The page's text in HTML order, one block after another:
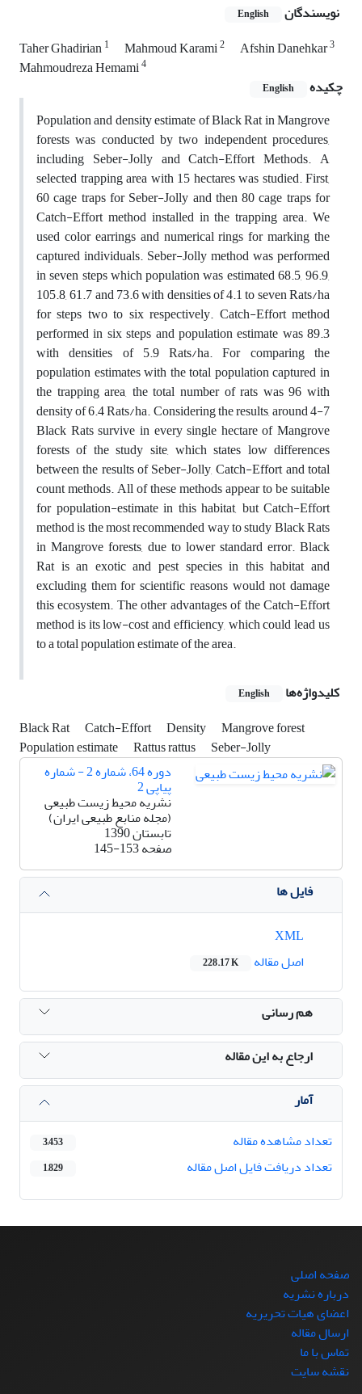
نویسندگان English
Taher Ghadirian1 Mahmoud Karami2 Afshin Danehkar3
Mahmoudreza Hemami4
چکیده English
Population and density estimate of Black Rat in Mangrove
forests was conducted by two independent procedures,
including Seber-Jolly and Catch-Effort Methods. A
selected trapping area with 15 hectares was studied. First,
60 cage traps for Seber-Jolly and then 80 cage traps for
Catch-Effort method installed in the trapping area. We
used color earrings and numerical rings for marking the
captured individuals. Seber-Jolly method was performed
in seven steps which population was estimated 68.5, 96.9,
105.8, 61.7 and 73.6 with densities of 4.1 to seven Rats/ha
for steps two to six respectively. Catch-Effort method
performed in six steps and population estimate was 89.3
with densities of 5.9 Rats/ha. For comparing the
population estimates with the total population captured in
the trapping area, the total number of rats was 96 with
density of 6.4 Rats/ha. Considering the results, around 4-7
Black Rats survive in every single hectare of Mangrove
forests of the study site, which states low differences
between the results of Seber-Jolly, Catch-Effort and total
count methods. All of these methods appear to be suitable
for population-estimate in this habitat, but Catch-Effort
method is the most recommended way to study Black Rats
in Mangrove forests, due to lower standard error. Black
Rat is an exotic and pest species in this habitat and
excluding them for scientific reasons would not damage
this ecosystem. The other advantages of the Catch-Effort
method is its low-cost and efficiency, which could lead us
to a total population estimate of the area.
کلیدواژه‌ها
English
Black Rat Catch-Effort Density
Mangrove forest
Population estimate
Rattus rattus
Seber-Jolly
دوره 64، شماره 2 - شماره
پیاپی 2
نشریه محیط زیست طبیعی
(مجله منابع طبیعی ایران)
تابستان 1390
صفحه145-153
فایل ها
اصل مقاله
228.17 K
هم رسانی
ارجاع به این مقاله
آمار
تعداد مشاهده مقاله
3,453
تعداد دریافت فایل اصل مقاله 1,829
صفحه اصلی
درباره نشریه
اعضای هیات تحریریه
ارسال مقاله
تماس با ما
نقشه سایت